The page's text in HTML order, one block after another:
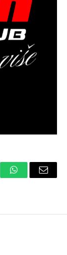
WhatsAppEmail